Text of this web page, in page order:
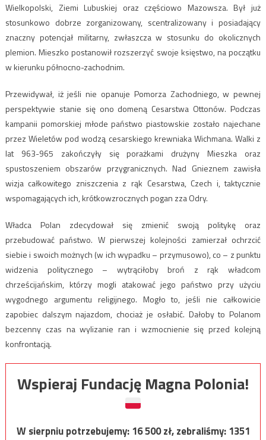
Wielkopolski, Ziemi Lubuskiej oraz częściowo Mazowsza. Był już
stosunkowo dobrze zorganizowany, scentralizowany i posiadający
znaczny potencjał militarny, zwłaszcza w stosunku do okolicznych
plemion. Mieszko postanowił rozszerzyć swoje księstwo, na początku
w kierunku północno-zachodnim.
Przewidywał, iż jeśli nie opanuje Pomorza Zachodniego, w pewnej
perspektywie stanie się ono domeną Cesarstwa Ottonów. Podczas
kampanii pomorskiej młode państwo piastowskie zostało najechane
przez Wieletów pod wodzą cesarskiego krewniaka Wichmana. Walki z
lat 963-965 zakończyły się porażkami drużyny Mieszka oraz
spustoszeniem obszarów przygranicznych. Nad Gnieznem zawisła
wizja całkowitego zniszczenia z rąk Cesarstwa, Czech i, taktycznie
wspomagających ich, krótkowzrocznych pogan zza Odry.
Władca Polan zdecydował się zmienić swoją politykę oraz
przebudować państwo. W pierwszej kolejności zamierzał ochrzcić
siebie i swoich możnych (w ich wypadku – przymusowo), co – z punktu
widzenia politycznego – wytrąciłoby broń z rąk władcom
chrześcijańskim, którzy mogli atakować jego państwo przy użyciu
wygodnego argumentu religijnego. Mogło to, jeśli nie całkowicie
zapobiec dalszym najazdom, chociaż je osłabić. Dałoby to Polanom
bezcenny czas na wylizanie ran i wzmocnienie się przed kolejną
konfrontacją.
Wspieraj Fundację Magna Polonia!
W sierpniu potrzebujemy:16 500zł, zebraliśmy:1351